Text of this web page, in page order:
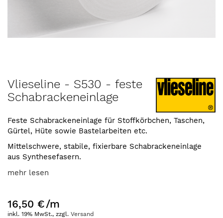
Zum
Anfang
der
springen
Vlieseline - S530 - feste
Schabrackeneinlage
Feste Schabrackeneinlage für Stoffkörbchen, Taschen,
Gürtel, Hüte sowie Bastelarbeiten etc.
Mittelschwere, stabile, fixierbare Schabrackeneinlage
aus Synthesefasern.
mehr lesen
16,50 €/m
inkl. 19% MwSt., zzgl. Versand